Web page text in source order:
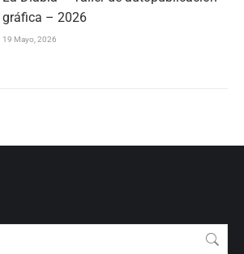
gráfica – 2026
19 Mayo, 2026